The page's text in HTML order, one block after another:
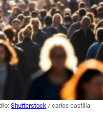
Shutterstock / carlos castilla